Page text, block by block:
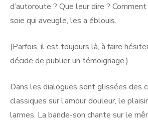
d’autoroute ? Que leur dire ?
soie qui aveugle, les a éblouis.
(Parfois, il est toujours là, à faire
décide de publier un témoignage.)
Dans les dialogues sont glissées des
classiques sur l’amour douleur, le
larmes. La bande-son chante sur le